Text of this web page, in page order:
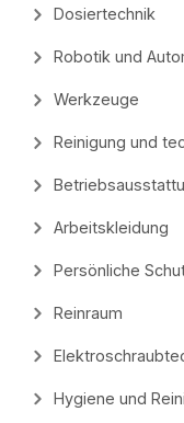
Dosiertechnik
Robotik und
Werkzeuge
Reinigung und
Arbeitskleidung
Persönliche
Reinraum
Hygiene und